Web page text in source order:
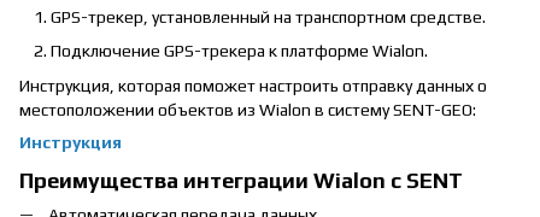
GPS-трекер, установленный на транспортном средстве.
Подключение GPS-трекера к платформе Wialon.
Инструкция, которая поможет настроить отправку данных о
местоположении объектов из Wialon в систему SENT-GEO:
Инструкция
Преимущества интеграции Wialon с SENT